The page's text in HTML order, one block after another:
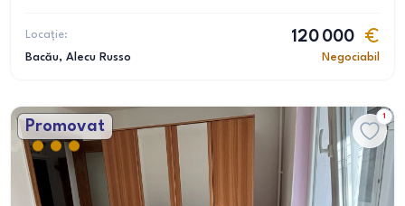
Locație:
Bacău, Alecu Russo
120 000
Negociabil
Promovat
1